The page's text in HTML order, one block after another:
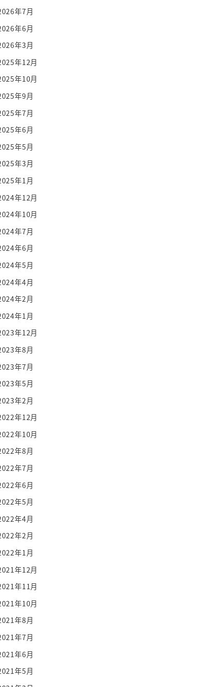
年7月
年6月
年3月
年12月
年10月
年9月
年7月
年6月
年5月
年3月
年1月
年12月
年10月
年7月
年6月
年5月
年4月
年2月
年1月
年12月
年8月
年7月
年5月
年2月
年12月
年10月
年8月
年7月
年6月
年5月
年4月
年2月
年1月
年12月
年11月
年10月
年8月
年7月
年6月
年5月